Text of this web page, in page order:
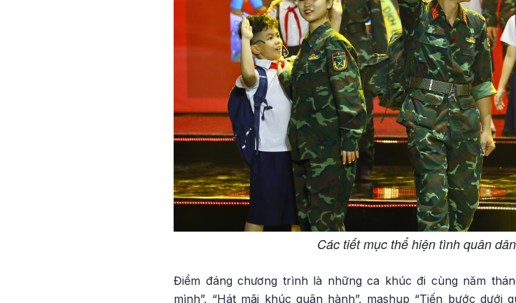
Các tiết mục thể hiện tình quân
Điểm đáng chương trình là những ca khúc đi cùng năm
mình”, “Hát mãi khúc quân hành”, mashup “Tiến bước dưới